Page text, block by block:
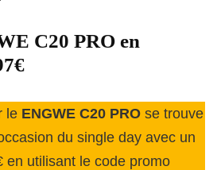
C20 PRO en
le ENGWE C20 PRO se trouve
du single day avec un
en utilisant le code promo